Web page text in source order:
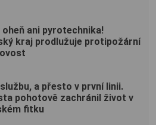
oheň ani pyrotechnika!
kraj prodlužuje protipožární
a přesto v první linii.
pohotově zachránil život v
fitku